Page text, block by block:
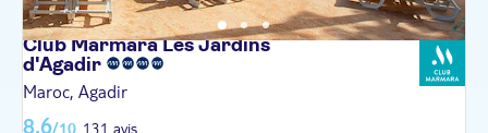
Club Marmara Les Jardins
d'Agadir
Maroc, Agadir
8,6/10 131 avis